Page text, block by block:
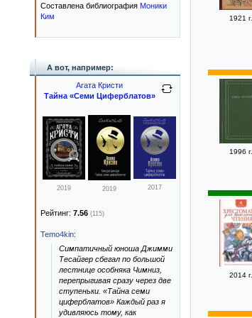
1921 г.
1996 г.
2014 г.
Составлена библиография Моники
Ким
А вот, например:
Агата Кристи
Тайна «Семи Циферблатов»
2019 2019 2017
Рейтинг: 7.56 (115)
Temo4kin:
Симпатичный юноша Джимми
Тесайгер сбегал по большой
лестнице особняка Чимниз,
перепрыгивая сразу через две
ступеньки. «Тайна семи
циферблатов» Каждый раз я
удивляюсь тому, как